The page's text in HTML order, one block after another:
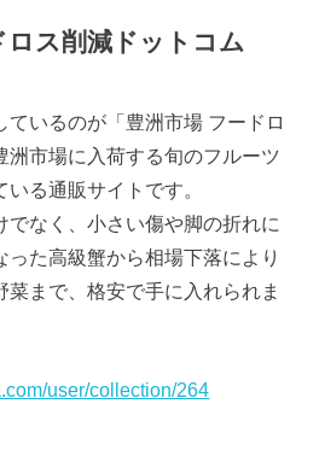
ロス削減ドットコム
いるのが「豊洲市場 フードロ
洲市場に入荷する旬のフルーツ
る通販サイトです。
でなく、小さい傷や脚の折れに
った高級蟹から相場下落により
まで、格安で手に入れられま
user/collection/264